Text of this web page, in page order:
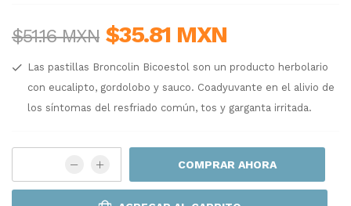
$51.16 MXN $35.81 MXN
Las pastillas Broncolin Bicoestol son un producto herbolario
con eucalipto, gordolobo y sauco. Coadyuvante en el alivio de
los síntomas del resfriado común, tos y garganta irritada.
COMPRAR AHORA